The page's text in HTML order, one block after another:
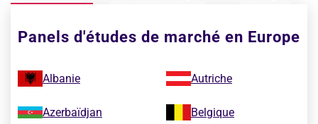
Panels d'études de marché en Europe
Albanie Autriche
Azerbaïdjan Belgique